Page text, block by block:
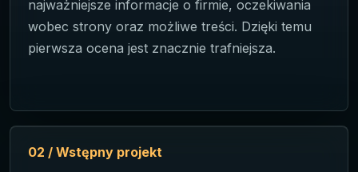
najważniejsze informacje o firmie, oczekiwania
wobec strony oraz możliwe treści. Dzięki temu
pierwsza ocena jest znacznie trafniejsza.
02 / Wstępny projekt